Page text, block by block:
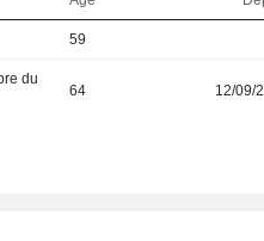
59
du
64 12/09/